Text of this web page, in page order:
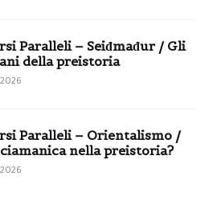
Paralleli – Seiđmađur / Gli
della preistoria
Paralleli – Orientalismo /
nella preistoria?